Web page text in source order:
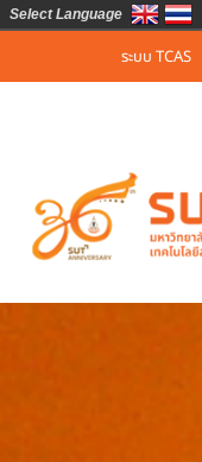
ระบบ TCAS
Select Language